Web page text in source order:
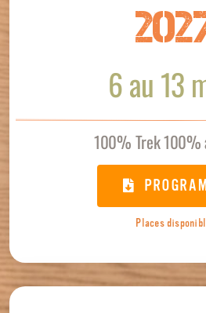
6 au 13
100% Trek 100%
Places